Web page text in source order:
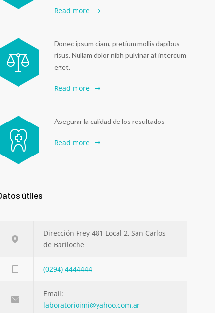
Read more
Donec ipsum diam, pretium mollis dapibus
risus. Nullam dolor nibh pulvinar at interdum
eget.
Read more
Asegurar la calidad de los resultados
Read more
útiles
Dirección Frey 481 Local 2, San Carlos
de Bariloche
(0294) 4444444
Email:
laboratorioimi@yahoo.com.ar